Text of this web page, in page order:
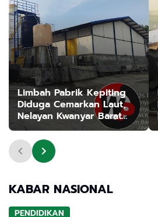
Limbah Pabrik Kepiting
Diduga Cemarkan Laut,
Nelayan Kwanyar Barat
Bangkalan Desak DLH
Turun Tangan
KABAR NASIONAL
PENDIDIKAN